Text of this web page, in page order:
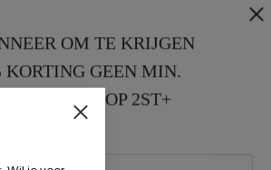
OM TE KRIJGEN
KORTING GEEN MIN.
KORTING OP 2ST+